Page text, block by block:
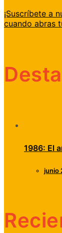
¡Suscríbete a
cuando abras
1986: El
junio